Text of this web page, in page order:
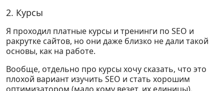
2. Курсы
Я проходил платные курсы и тренинги по SEO и
ракрутке сайтов, но они даже близко не дали такой
основы, как на работе.
Вообще, отдельно про курсы хочу сказать, что это
плохой вариант изучить SEO и стать хорошим